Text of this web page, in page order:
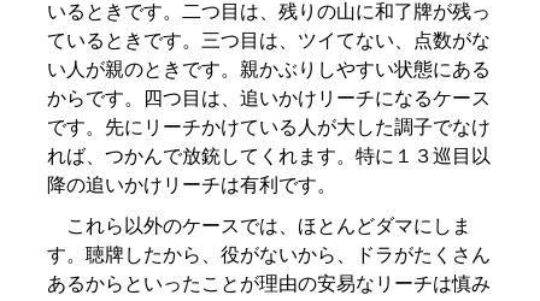
いるときです。二つ目は、残りの山に和了牌が残っ
ているときです。三つ目は、ツイてない、点数がな
い人が親のときです。親かぶりしやすい状態にある
からです。四つ目は、追いかけリーチになるケース
です。先にリーチかけている人が大した調子でなけ
れば、つかんで放銃してくれます。特に１３巡目以
降の追いかけリーチは有利です。
これら以外のケースでは、ほとんどダマにしま
す。聴牌したから、役がないから、ドラがたくさん
あるからといったことが理由の安易なリーチは慎み